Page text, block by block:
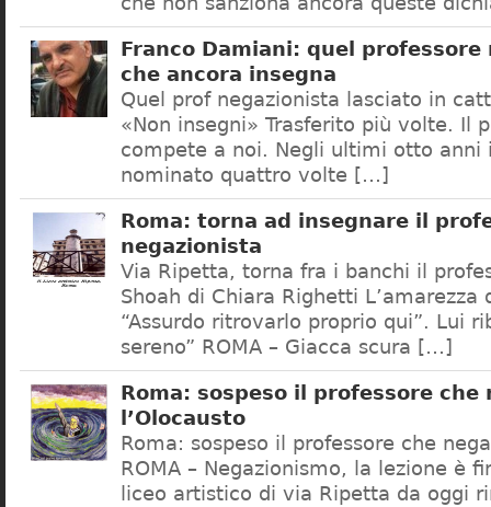
Franco Damiani: quel professore
che ancora insegna
Quel prof negazionista lasciato in
«Non insegni» Trasferito più volte. Il
compete a noi. Negli ultimi otto anni
nominato quattro volte […]
Roma: torna ad insegnare il
negazionista
Via Ripetta, torna fra i banchi il
Shoah di Chiara Righetti L’amarezza
“Assurdo ritrovarlo proprio qui”. Lui
sereno” ROMA – Giacca scura […]
Roma: sospeso il professore che
l’Olocausto
Roma: sospeso il professore che
ROMA – Negazionismo, la lezione è
liceo artistico di via Ripetta da oggi